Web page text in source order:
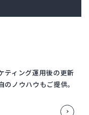
ティング運用後の更新
ノウハウもご提供。